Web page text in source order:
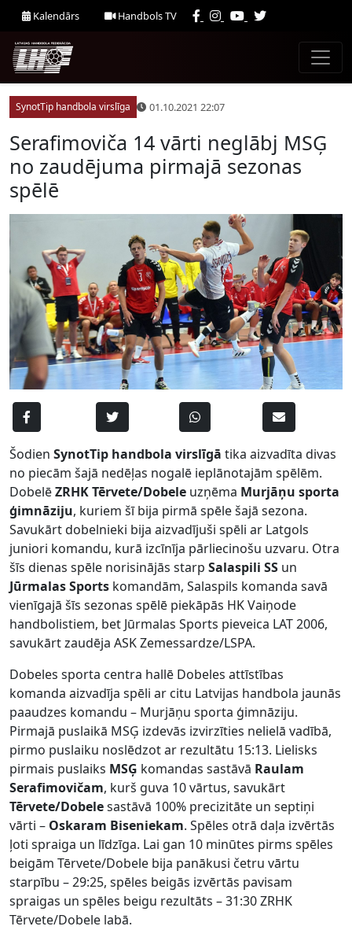
Kalendārs Handbols TV
SynotTip handbola virslīga 01.10.2021 22:07
Serafimoviča 14 vārti neglābj MSĢ
no zaudējuma pirmajā sezonas
spēlē
Šodien SynotTip handbola virslīgā tika aizvadīta divas
no piecām šajā nedēļas nogalē ieplānotajām spēlēm.
DobelēZRHK Tērvete/Dobele uzņēma Murjāņu sporta
ģimnāziju, kuriem šī bija pirmā spēle šajā sezona.
Savukārt dobelnieki bija aizvadījuši spēli ar Latgols
juniori komandu, kurā izcīnīja pārliecinošu uzvaru. Otra
šīs dienas spēle norisinājās starp Salaspili SS un
Jūrmalas Sports komandām, Salaspils komanda savā
vienīgajā šīs sezonas spēlē piekāpās HK Vaiņode
handbolistiem, bet Jūrmalas Sports pieveica LAT 2006,
savukārt zaudēja ASK Zemessardze/LSPA.
Dobeles sporta centra hallē Dobeles attīstības
komanda aizvadīja spēli ar citu Latvijas handbola jaunās
paaudzes komandu – Murjāņu sporta ģimnāziju.
Pirmajā puslaikā MSĢ izdevās izvirzīties nelielā vadībā,
pirmo puslaiku noslēdzot ar rezultātu 15:13. Lielisks
pirmais puslaiks MSĢ komandas sastāvā Raulam
Serafimovičam, kurš guva 10 vārtus, savukārt
Tērvete/Dobelesastāvā 100% precizitāte un septiņi
vārti – Oskaram Biseniekam. Spēles otrā daļa izvērtās
ļoti spraiga un līdzīga. Lai gan 10 minūtes pirms spēles
beigām Tērvete/Dobele bija panākusi četru vārtu
starpību – 29:25, spēles beigās izvērtās pavisam
spraigas un spēles beigu rezultāts – 31:30 ZRHK
Tērvete/Dobele labā.